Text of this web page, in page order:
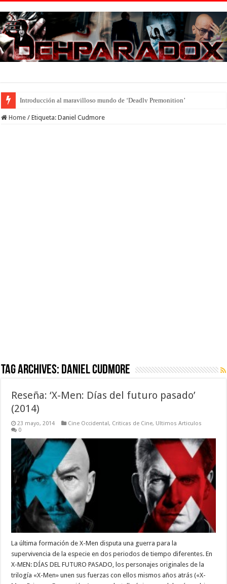
Introducción al maravilloso mundo de ‘Deadly Premonition’
Home / Etiqueta:Daniel Cudmore
Tag Archives: Daniel Cudmore
Reseña: ‘X-Men: Días del futuro pasado’
(2014)
23 mayo, 2014 Cine Occidental, Criticas de Cine, Ultimos Articulos
0
La última formación de X-Men disputa una guerra para la
supervivencia de la especie en dos periodos de tiempo diferentes. En
X-MEN: DÍAS DEL FUTURO PASADO, los personajes originales de la
trilogía «X-Men» unen sus fuerzas con ellos mismos años atrás («X-